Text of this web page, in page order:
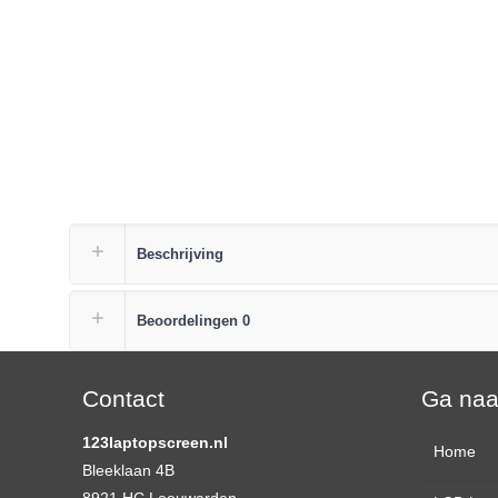
Beschrijving
Beoordelingen 0
Contact
123laptopscreen.nl
Bleeklaan 4B
Ga
Home